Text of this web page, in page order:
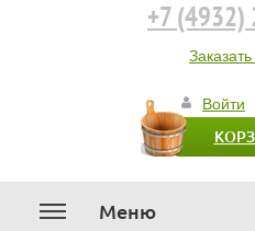
+7 (4932)
Войти
Меню